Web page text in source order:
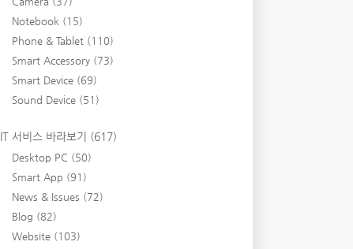
Notebook (15)
Phone & Tablet (110)
Smart Accessory (73)
Smart Device (69)
Sound Device (51)
IT 서비스 바라보기 (617)
Desktop PC (50)
Smart App (91)
News & Issues (72)
Blog (82)
Website (103)